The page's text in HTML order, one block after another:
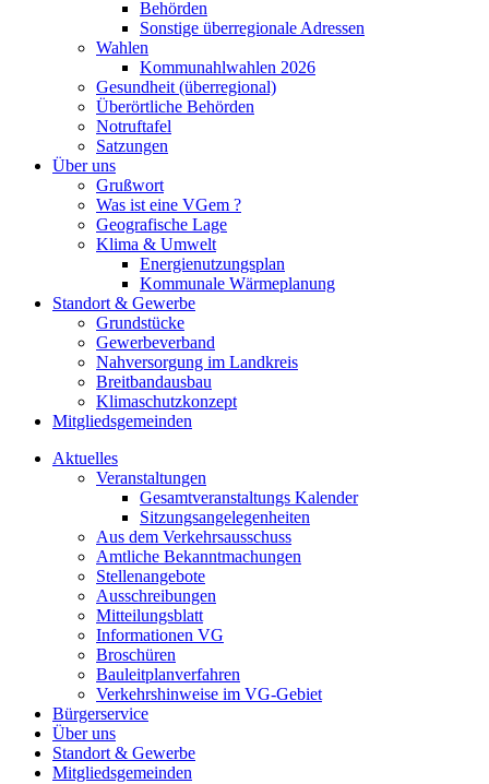
Behörden
Sonstige überregionale Adressen
Wahlen
Kommunahlwahlen 2026
Gesundheit (überregional)
Überörtliche Behörden
Notruftafel
Satzungen
Über uns
Grußwort
Was ist eine VGem ?
Geografische Lage
Klima & Umwelt
Energienutzungsplan
Kommunale Wärmeplanung
Standort & Gewerbe
Grundstücke
Gewerbeverband
Nahversorgung im Landkreis
Breitbandausbau
Klimaschutzkonzept
Mitgliedsgemeinden
Aktuelles
Veranstaltungen
Gesamtveranstaltungs Kalender
Sitzungsangelegenheiten
Aus dem Verkehrsausschuss
Amtliche Bekanntmachungen
Stellenangebote
Ausschreibungen
Mitteilungsblatt
Informationen VG
Broschüren
Bauleitplanverfahren
Verkehrshinweise im VG-Gebiet
Bürgerservice
Über uns
Standort & Gewerbe
Mitgliedsgemeinden